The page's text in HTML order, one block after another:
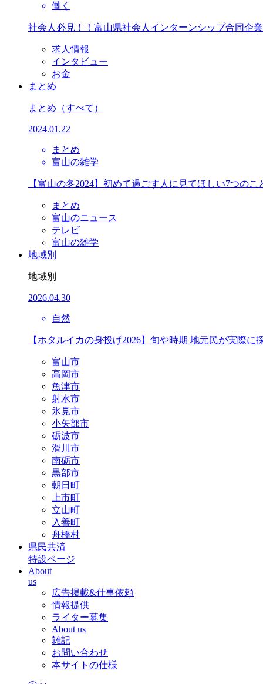
働く
社会人必見！！富山県社会人インターンシップ合同企
求人情報
インタビュー
お金
まとめ
まとめ （すべて）
2024.01.22
まとめ
富山の雑学
【富山の冬2024】初めて過ごす人に見てほしい7つのこ
まとめ
富山のニュース
テレビ
富山の雑学
地域別
地域別
2026.04.30
自然
【ホタルイカの身投げ2026】旬や時期 地元民が実際に
富山市
高岡市
魚津市
射水市
氷見市
小矢部市
砺波市
滑川市
南砺市
黒部市
朝日町
上市町
立山町
入善町
舟橋村
県民共済
特設ページ
About
us
広告掲載&仕事依頼
情報提供
ライター募集
About us
雑記
お問い合わせ
本サイトの仕様